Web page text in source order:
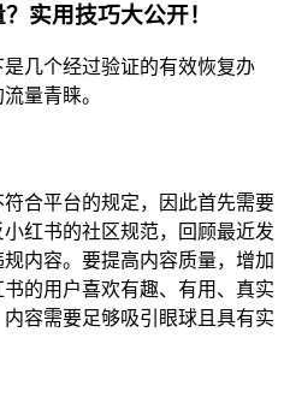
实用技巧大公开！
几个经过验证的有效恢复办
量青睐。
合平台的规定，因此首先需要
红书的社区规范，回顾最近发
内容。要提高内容质量，增加
的用户喜欢有趣、有用、真实
容需要足够吸引眼球且具有实